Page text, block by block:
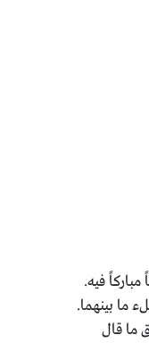
فيه.
ما بينهما.
ما قال